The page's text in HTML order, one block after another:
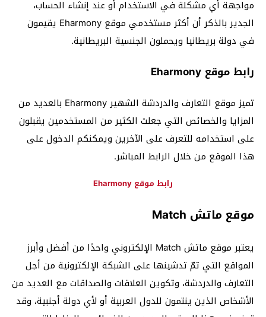
مواجهة أي مشكلة في الاستخدام أو عند إنشاء الحساب،
الجدير بالذكر أن أكثر مستخدمي موقع Eharmony يقيمون
في دولة بريطانيا ويحملون الجنسية البريطانية.
رابط موقع Eharmony
تميز موقع التعارف والدردشة الشهير Eharmony بالعديد من
المزايا والخصائص التي جعلت الكثير من المستخدمين يقبلون
على استخدامه للتعرف على الآخرين ويمكنكم الدخول على
هذا الموقع من خلال الرابط المباشر.
رابط موقع Eharmony
موقع ماتش Match
يعتبر موقع ماتش Match الإلكتروني واحدًا من أفضل وأبرز
المواقع التي تمّ تدشينها على الشبكة الإلكترونية من أجل
التعارف والدردشة، وتكوين العلاقات والصداقات مع العديد من
الأشخاص الذين ينتمون للدول العربية أو لأي دولة أجنبية، وقد